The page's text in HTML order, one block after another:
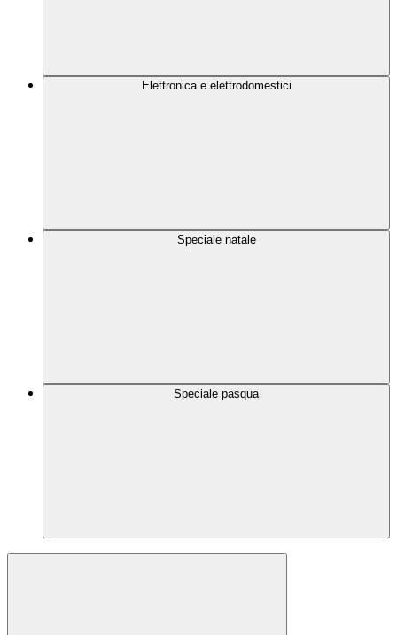
Elettronica e elettrodomestici
Speciale natale
Speciale pasqua